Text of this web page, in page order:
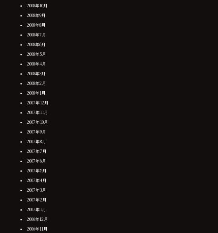
2008年10月
2008年9月
2008年8月
2008年7月
2008年6月
2008年5月
2008年4月
2008年3月
2008年2月
2008年1月
2007年12月
2007年11月
2007年10月
2007年9月
2007年8月
2007年7月
2007年6月
2007年5月
2007年4月
2007年3月
2007年2月
2007年1月
2006年12月
2006年11月